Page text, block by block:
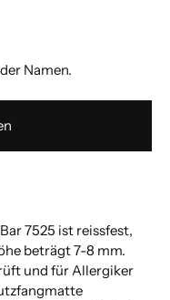
Namen.
7525 ist reissfest,
beträgt 7-8 mm.
und für Allergiker